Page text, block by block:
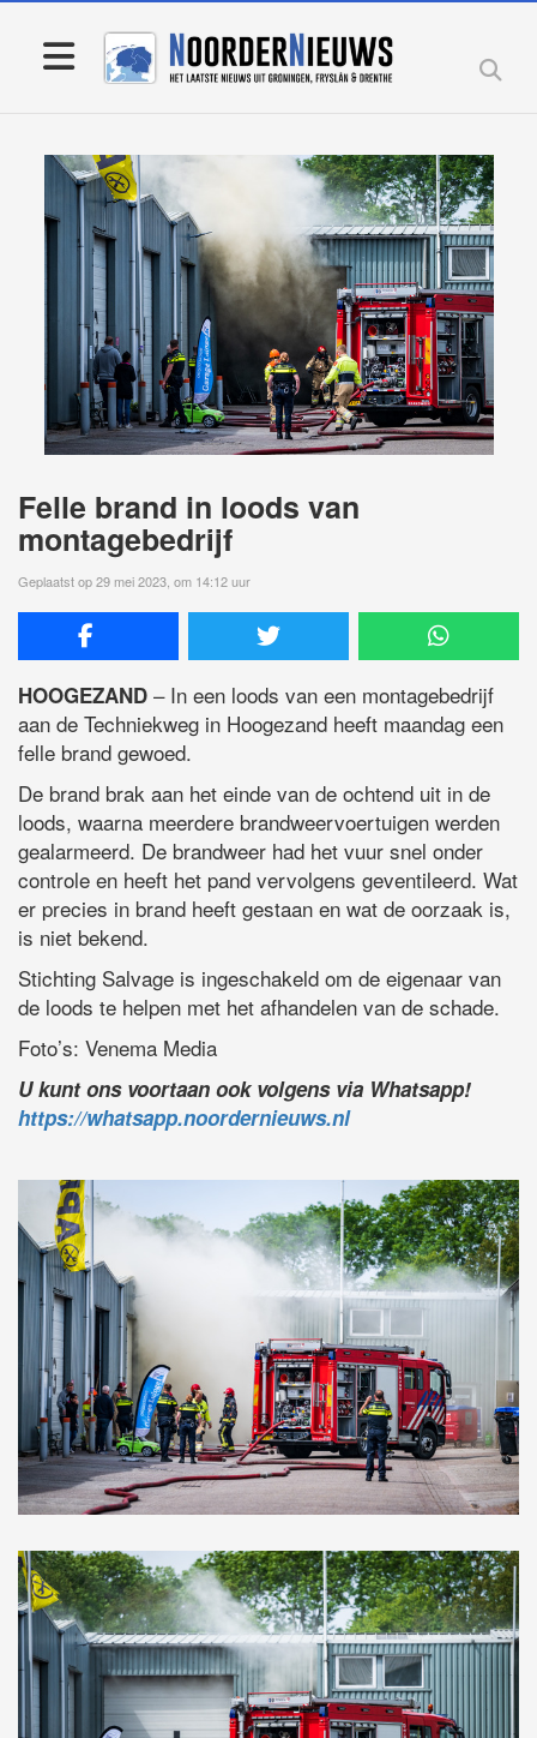
Felle brand in loods van
montagebedrijf
Geplaatst op 29 mei 2023, om 14:12 uur
HOOGEZAND – In een loods van een montagebedrijf
aan de Techniekweg in Hoogezand heeft maandag een
felle brand gewoed.
De brand brak aan het einde van de ochtend uit in de
loods, waarna meerdere brandweervoertuigen werden
gealarmeerd. De brandweer had het vuur snel onder
controle en heeft het pand vervolgens geventileerd. Wat
er precies in brand heeft gestaan en wat de oorzaak is,
is niet bekend.
Stichting Salvage is ingeschakeld om de eigenaar van
de loods te helpen met het afhandelen van de schade.
Foto’s: Venema Media
U kunt ons voortaan ook volgens via Whatsapp!
https://whatsapp.noordernieuws.nl